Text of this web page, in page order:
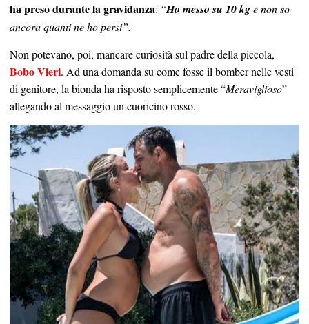
ha preso durante la gravidanza: “Ho messo su 10 kge non so
ancora quanti ne ho persi”.
Non potevano, poi, mancare curiosità sul padre della piccola,
Bobo Vieri. Ad una domanda su come fosse il bomber nelle vesti
di genitore, la bionda ha risposto semplicemente “Meraviglioso”
allegando al messaggio un cuoricino rosso.